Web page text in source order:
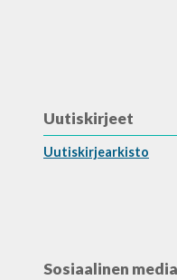
Uutiskirjeet
Uutiskirjearkisto
Sosiaalinen media